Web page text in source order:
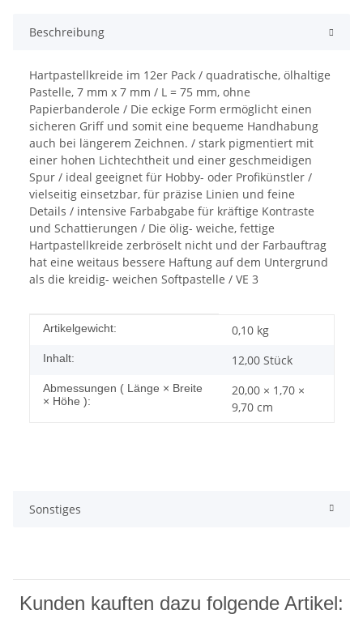
Beschreibung
Hartpastellkreide im 12er Pack / quadratische, ölhaltige
Pastelle, 7 mm x 7 mm / L = 75 mm, ohne
Papierbanderole / Die eckige Form ermöglicht einen
sicheren Griff und somit eine bequeme Handhabung
auch bei längerem Zeichnen. / stark pigmentiert mit
einer hohen Lichtechtheit und einer geschmeidigen
Spur / ideal geeignet für Hobby- oder Profikünstler /
vielseitig einsetzbar, für präzise Linien und feine
Details / intensive Farbabgabe für kräftige Kontraste
und Schattierungen / Die ölig- weiche, fettige
Hartpastellkreide zerbröselt nicht und der Farbauftrag
hat eine weitaus bessere Haftung auf dem Untergrund
als die kreidig- weichen Softpastelle / VE 3
Produkteigenschaft
Wert
Artikelgewicht: 0,10 kg
Inhalt: 12,00 Stück
Abmessungen ( Länge × Breite
× Höhe ):
20,00 × 1,70 ×
9,70 cm
Sonstiges
Kunden kauften dazu folgende Artikel: